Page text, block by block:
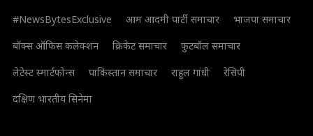
#NewsBytesExclusive
आम आदमी पार्टी समाचार
भाजपा समाचार
बॉक्स ऑफिस कलेक्शन
क्रिकेट समाचार
फुटबॉल समाचार
लेटेस्ट स्मार्टफोन्स
पाकिस्तान समाचार राहुल गांधी
रेसिपी
दक्षिण भारतीय सिनेमा